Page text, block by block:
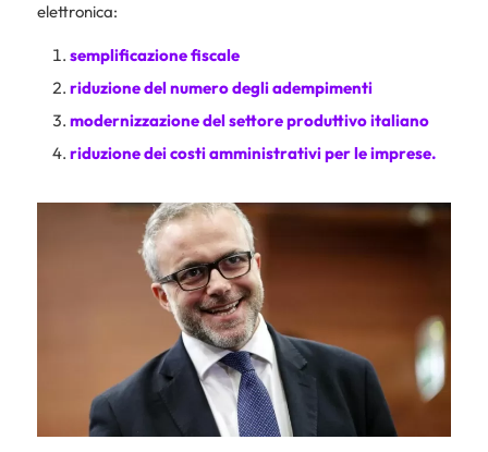
elettronica:
semplificazione fiscale
riduzione del numero degli adempimenti
modernizzazione del settore produttivo italiano
riduzione dei costi amministrativi per le imprese.